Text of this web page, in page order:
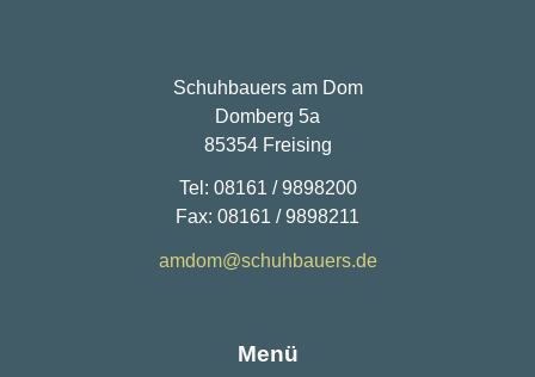
Schuhbauers am Dom
Domberg 5a
85354 Freising
Tel: 08161 / 9898200
Fax: 08161 / 9898211
amdom@schuhbauers.de
Menü